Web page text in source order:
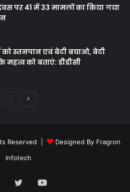
पर 41 में 33 मामलों का किया गया
स्तनपान एवं बेटी बचाओ, बेटी
महत्व को बताएं: डीडीसी
PreviousNext
Reserved |
Designed By Fragron
Infotech
TwitterYouTube